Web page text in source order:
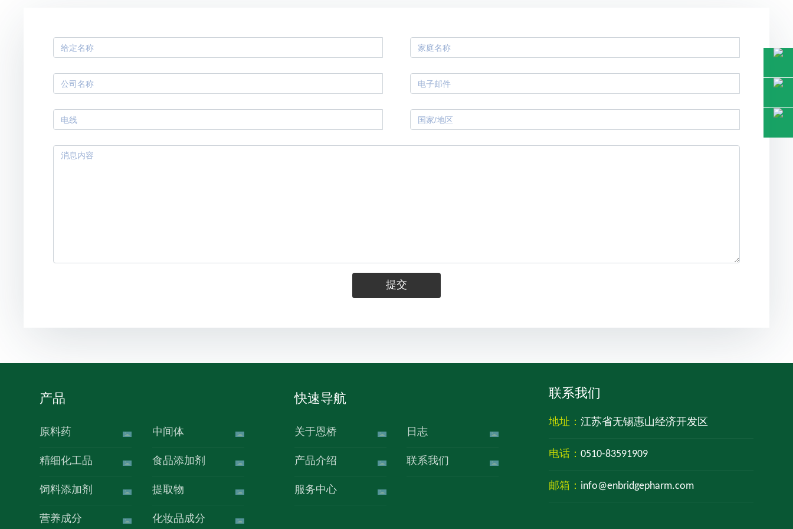
提交
产品
原料药 中间体
精细化工品 食品添加剂
饲料添加剂 提取物
营养成分 化妆品成分
快速导航
关于恩桥 日志
产品介绍 联系我们
服务中心
联系我们
地址：江苏省无锡惠山经济开发区
电话：0510-83591909
邮箱： info@enbridgepharm.com